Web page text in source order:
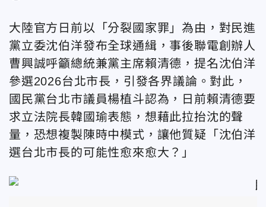
大陸官方日前以「分裂國家罪」為由，對民進
黨立委沈伯洋發布全球通緝，事後聯電創辦人
曹興誠呼籲總統兼黨主席賴清德，提名沈伯洋
參選2026台北市長，引發各界議論。對此，
國民黨台北市議員楊植斗認為，日前賴清德要
求立法院長韓國瑜表態，想藉此拉抬沈的聲
量，恐想複製陳時中模式，讓他質疑「沈伯洋
選台北市長的可能性愈來愈大？」